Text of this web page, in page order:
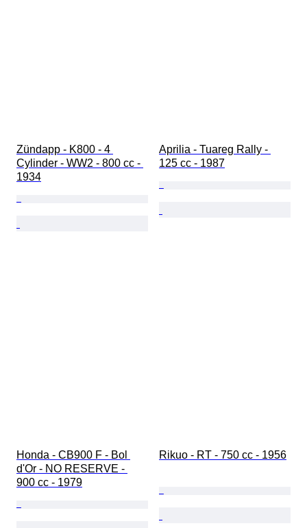
Zündapp - K800 - 4
Cylinder - WW2 - 800 cc -
1934
Aprilia - Tuareg Rally -
125 cc - 1987
Honda - CB900 F - Bol
d'Or - NO RESERVE -
900 cc - 1979
Rikuo - RT - 750 cc - 1956